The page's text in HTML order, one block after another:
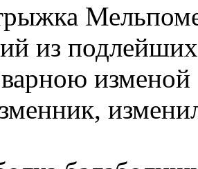
из
изменой